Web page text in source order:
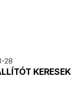
28
KERESEK